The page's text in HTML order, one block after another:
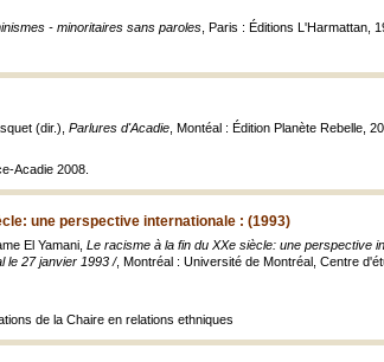
- minoritaires sans paroles , Paris : Éditions L'Harmattan,
(dir.), Parlures d'Acadie , Montéal : Édition Planète Rebelle,
Acadie 2008.
une perspective internationale : (1993)
El Yamani, Le racisme à la fin du XXe siècle: une perspective
le 27 janvier 1993 /, Montréal : Université de Montréal, Centre
de la Chaire en relations ethniques